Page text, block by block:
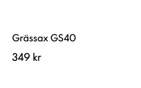
Grässax GS40
349 kr